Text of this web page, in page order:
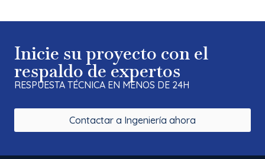
Inicie su proyecto con el
respaldo de expertos
RESPUESTA TÉCNICA EN MENOS DE 24H
Contactar a Ingeniería ahora